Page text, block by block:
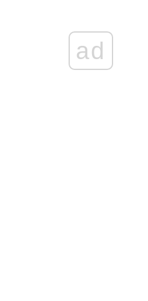
รีวิว ดินสอเขียนตาใหม่จาก shu
uemura "drawing pencil" และ benefit
"they're real! push-up liner"
รีวิว clinique : lash power
ad